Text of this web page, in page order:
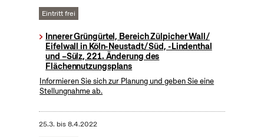
Eintritt frei
Innerer Grüngürtel, Bereich Zülpicher Wall/
Eifelwall in Köln-Neustadt/ Süd, -Lindenthal
und –Sülz, 221. Änderung des
Flächennutzungsplans
Informieren Sie sich zur Planung und geben Sie eine
Stellungnahme ab.
25.3. bis8.4.2022